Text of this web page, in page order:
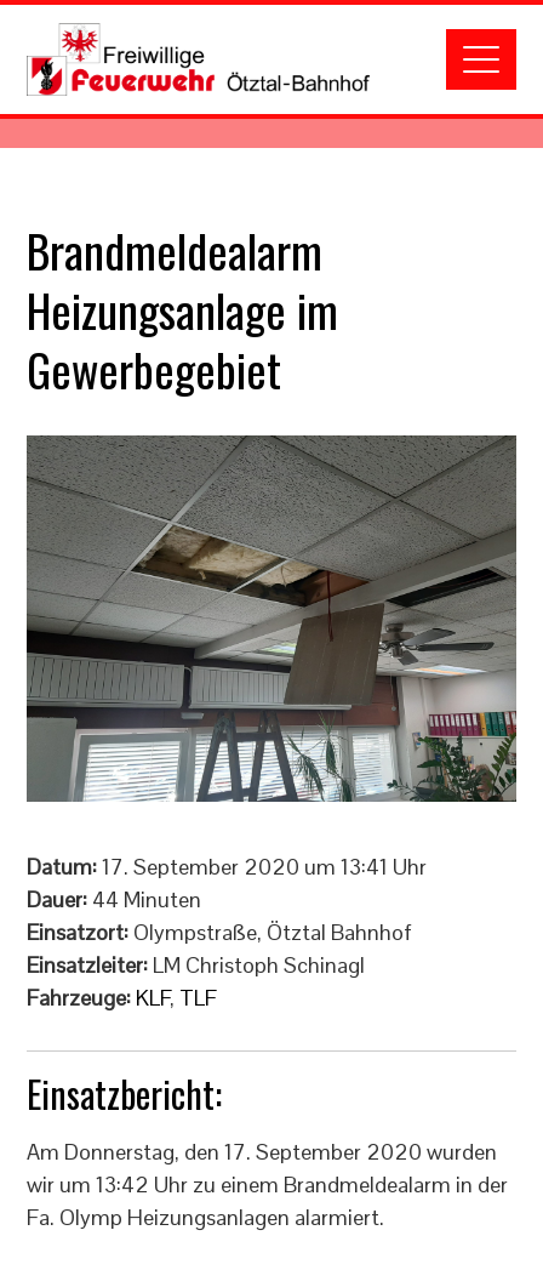
Brandmeldealarm
Heizungsanlage im
Gewerbegebiet
Datum:17. September 2020 um 13:41 Uhr
Dauer: 44 Minuten
Einsatzort: Olympstraße, Ötztal Bahnhof
Einsatzleiter: LM Christoph Schinagl
Fahrzeuge: KLF, TLF
Einsatzbericht:
Am Donnerstag, den 17. September 2020 wurden
wir um 13:42 Uhr zu einem Brandmeldealarm in der
Fa. Olymp Heizungsanlagen alarmiert.